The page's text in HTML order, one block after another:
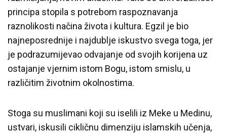
principa stopila s potrebom raspoznavanja
raznolikosti načina života i kultura. Egzil je bio
najneposrednije i najdublje iskustvo svega toga, jer
je podrazumijevao odvajanje od svojih korijena uz
ostajanje vjernim istom Bogu, istom smislu, u
različitim životnim okolnostima.
Stoga su muslimani koji su iselili iz Meke u Medinu,
ustvari, iskusili cikličnu dimenziju islamskih učenja,